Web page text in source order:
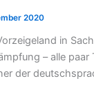
2020
in
– alle paar
der